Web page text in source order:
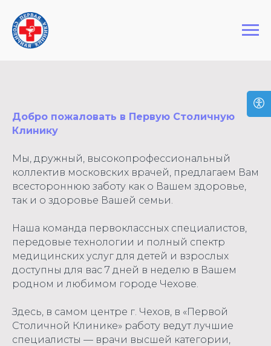
Первая Столичная Клиника
Добро пожаловать в Первую Столичную
Клинику
Мы, дружный, высокопрофессиональный
коллектив московских врачей, предлагаем Вам
всестороннюю заботу как о Вашем здоровье,
так и о здоровье Вашей семьи.
Наша команда первоклассных специалистов,
передовые технологии и полный спектр
медицинских услуг для детей и взрослых
доступны для вас 7 дней в неделю в Вашем
родном и любимом городе Чехове.
Здесь, в самом центре г. Чехов, в «Первой
Столичной Клинике» работу ведут лучшие
специалисты — врачи высшей категории,